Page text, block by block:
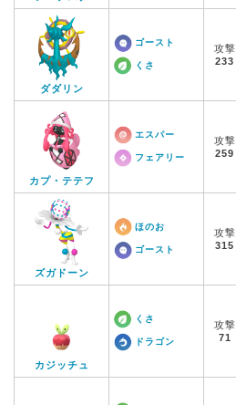
ダダリン
ゴースト
くさ
攻撃
233
カプ・テテフ
エスパー
フェアリー
攻撃
259
ズガドーン
ほのお
ゴースト
攻撃
315
カジッチュ
くさ
ドラゴン
攻撃
71